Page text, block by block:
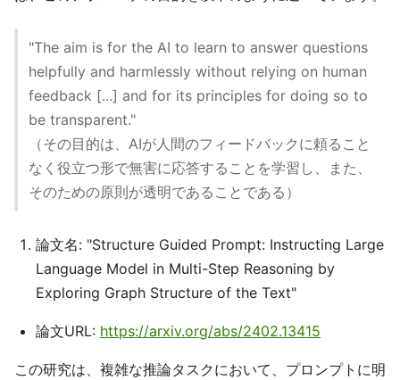
"The aim is for the AI to learn to answer questions
helpfully and harmlessly without relying on human
feedback [...] and for its principles for doing so to
be transparent."
（その目的は、AIが人間のフィードバックに頼ること
なく役立つ形で無害に応答することを学習し、また、
そのための原則が透明であることである）
論文名: "Structure Guided Prompt: Instructing Large
Language Model in Multi-Step Reasoning by
Exploring Graph Structure of the Text"
論文URL: https://arxiv.org/abs/2402.13415
この研究は、複雑な推論タスクにおいて、プロンプトに明